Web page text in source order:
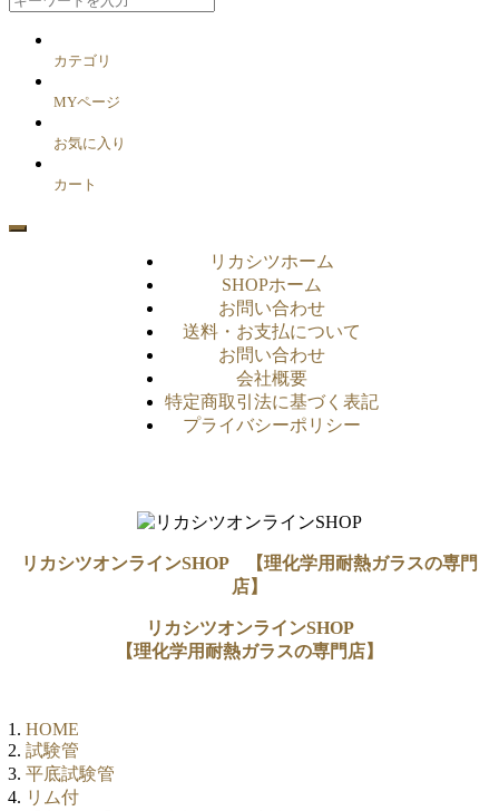
カテゴリ
MYページ
お気に入り
カート
リカシツホーム
SHOPホーム
お問い合わせ
送料・お支払について
お問い合わせ
会社概要
特定商取引法に基づく表記
プライバシーポリシー
リカシツオンラインSHOP 【理化学用耐熱ガラスの専門
店】
リカシツオンラインSHOP
【理化学用耐熱ガラスの専門店】
HOME
試験管
平底試験管
リム付